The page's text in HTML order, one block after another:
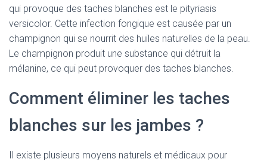
qui provoque des taches blanches est le pityriasis
versicolor. Cette infection fongique est causée par un
champignon qui se nourrit des huiles naturelles de la peau.
Le champignon produit une substance qui détruit la
mélanine, ce qui peut provoquer des taches blanches.
Comment éliminer les taches
blanches sur les jambes ?
Il existe plusieurs moyens naturels et médicaux pour